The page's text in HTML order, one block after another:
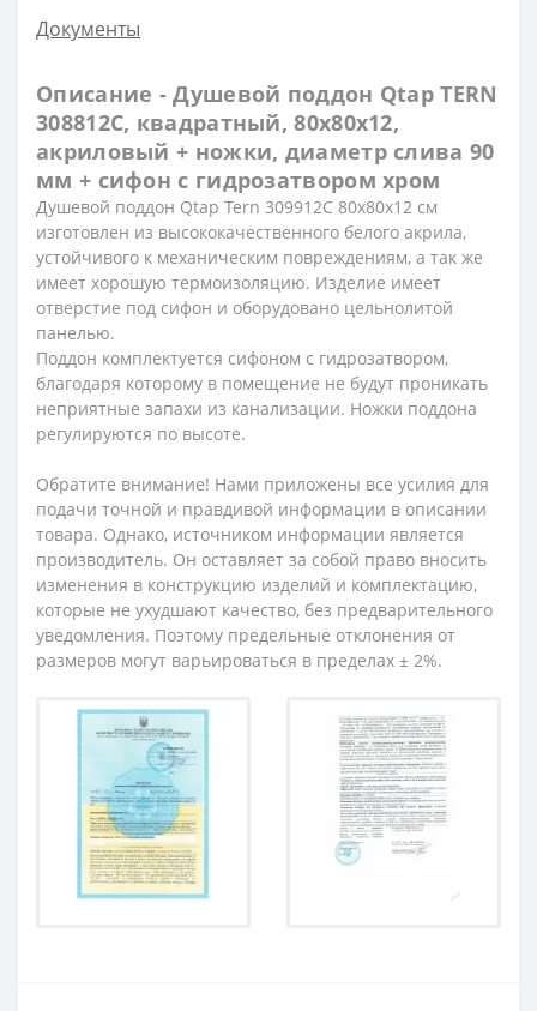
Документы
Описание - Душевой поддон Qtap TERN
308812C, квадратный, 80x80x12,
акриловый + ножки, диаметр слива 90
мм + сифон с гидрозатвором хром
Душевой поддон Qtap Tern 309912C 80x80x12 см
изготовлен из высококачественного белого акрила,
устойчивого к механическим повреждениям, а так же
имеет хорошую термоизоляцию. Изделие имеет
отверстие под сифон и оборудовано цельнолитой
панелью.
Поддон комплектуется сифоном с гидрозатвором,
благодаря которому в помещение не будут проникать
неприятные запахи из канализации. Ножки поддона
регулируются по высоте.
Обратите внимание! Нами приложены все усилия для
подачи точной и правдивой информации в описании
товара. Однако, источником информации является
производитель. Он оставляет за собой право вносить
изменения в конструкцию изделий и комплектацию,
которые не ухудшают качество, без предварительного
уведомления. Поэтому предельные отклонения от
размеров могут варьироваться в пределах ± 2%.